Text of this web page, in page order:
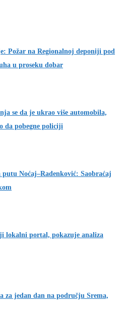
Požar na Regionalnoj deponiji pod
u proseku dobar
se da je ukrao više automobila,
da pobegne policiji
Noćaj–Radenković: Saobraćaj
lokalni portal, pokazuje analiza
za jedan dan na području Srema,